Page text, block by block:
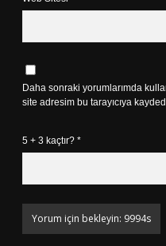
Daha sonraki yorumlarımda
site adresim bu tarayıcıya
5 + 3 kaçtır? *